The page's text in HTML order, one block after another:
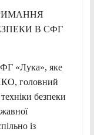
В СФГ
«Лука», яке
головний
безпеки
із